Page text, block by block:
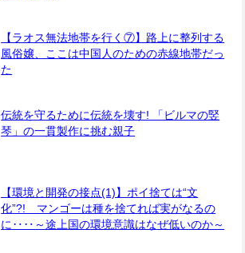
【ラオス無法地帯を行く⑦】路上に整列する
風俗嬢、ここは中国人のための赤線地帯だっ
た
伝統を守るために伝統を壊す! 「ビルマの竪
琴」の一貫製作に挑む親子
【環境と開発の接点(1)】ポイ捨ては“文
化”?! マンゴーは種を捨てれば実がなるの
に‥‥～途上国の環境意識はなぜ低いのか～